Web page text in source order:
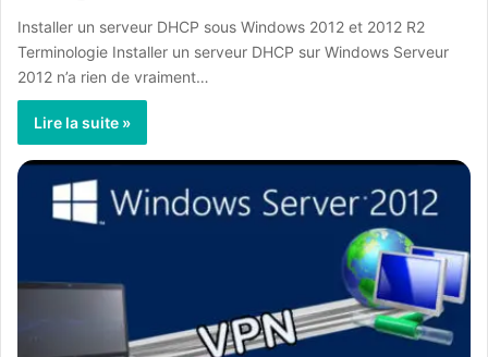
Installer un serveur DHCP sous Windows 2012 et 2012 R2
Terminologie Installer un serveur DHCP sur Windows Serveur
2012 n’a rien de vraiment…
Lire la suite »